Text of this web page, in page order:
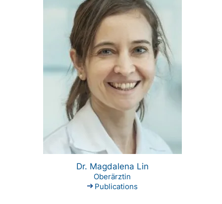
Dr. Magdalena Lin
Oberärztin
Publications